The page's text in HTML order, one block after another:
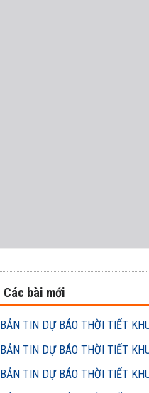
Các bài mới
BẢN TIN DỰ BÁO THỜI TIẾT
BẢN TIN DỰ BÁO THỜI TIẾT
BẢN TIN DỰ BÁO THỜI TIẾT